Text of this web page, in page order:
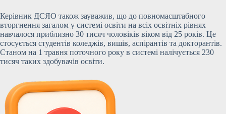
Керівник ДСЯО також зауважив, що до повномасштабного
вторгнення загалом у системі освіти на всіх освітніх рівнях
навчалося приблизно 30 тисяч чоловіків віком від 25 років. Це
стосується студентів коледжів, вишів, аспірантів та докторантів.
Станом на 1 травня поточного року в системі налічується 230
тисяч таких здобувачів освіти.